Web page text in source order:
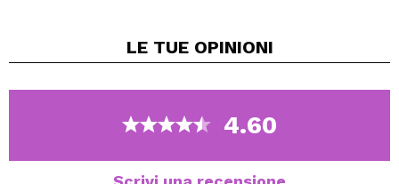
1 pennello per sfumare ad angolo.
LE TUE OPINIONI
4.60